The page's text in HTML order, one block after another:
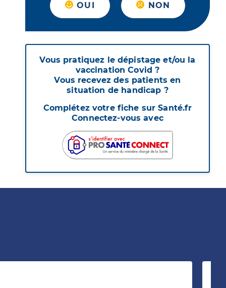
OUI NON
Vous pratiquez le dépistage et/ou la
vaccination Covid ?
Vous recevez des patients en
situation de handicap ?
Complétez votre fiche sur Santé.fr
Connectez-vous avec